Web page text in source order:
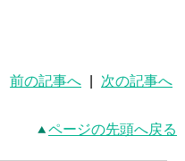
前の記事へ 次の記事へ
ページの先頭へ戻る